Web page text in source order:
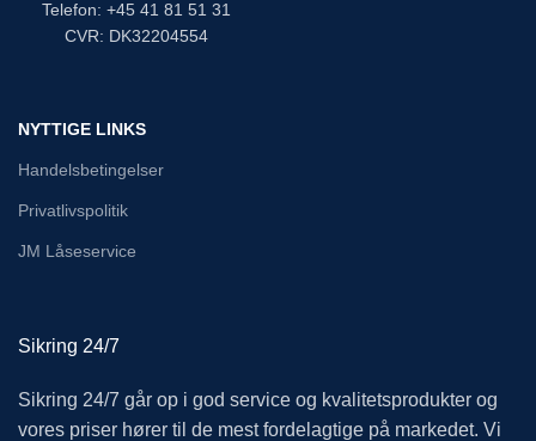
Telefon: +45 41 81 51 31
CVR: DK32204554
NYTTIGE LINKS
Handelsbetingelser
Privatlivspolitik
JM Låseservice
Sikring 24/7
Sikring 24/7 går op i god service og kvalitetsprodukter og
vores priser hører til de mest fordelagtige på markedet. Vi